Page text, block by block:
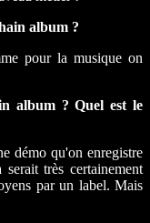
album ?
pour la musique on
album ? Quel est le
démo qu'on enregistre
très certainement
par un label. Mais